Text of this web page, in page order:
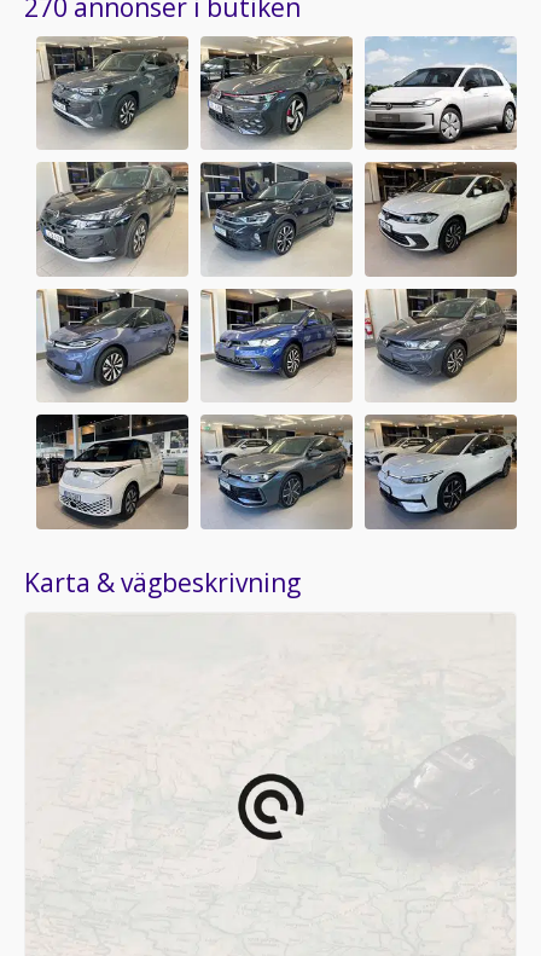
270 annonser i butiken
Karta & vägbeskrivning